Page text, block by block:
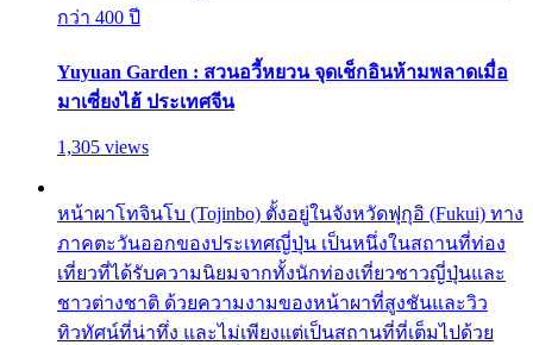
กว่า 400 ปี
Yuyuan Garden : สวนอวี้หยวน จุดเช็กอินห้ามพลาดเมื่อ
มาเซี่ยงไฮ้ ประเทศจีน
1,305 views
หน้าผาโทจินโบ (Tojinbo) ตั้งอยู่ในจังหวัดฟุกุอิ (Fukui) ทาง
ภาคตะวันออกของประเทศญี่ปุ่น เป็นหนึ่งในสถานที่ท่อง
เที่ยวที่ได้รับความนิยมจากทั้งนักท่องเที่ยวชาวญี่ปุ่นและ
ชาวต่างชาติ ด้วยความงามของหน้าผาที่สูงชันและวิว
ทิวทัศน์ที่น่าทึ่ง และไม่เพียงแต่เป็นสถานที่ที่เต็มไปด้วย